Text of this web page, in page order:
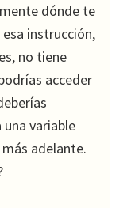
dónde te
instrucción,
no tiene
acceder
variable
adelante.